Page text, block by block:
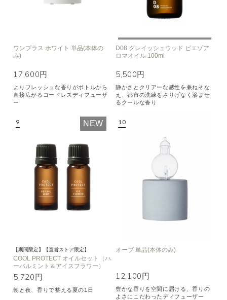
ワンプラス ホワイト 単品(本体の
み)
17,600円
よりフレッシュな香りがボトルから
直接広がるコードレスディフューザ
ー
D08 グレイッシュウッド ピエゾア
ロマオイル 100ml
5,500円
静かさとクリアーな感性を兼ねそな
え、都市の洗練をさりげなく滲ませ
るクールな香り
NEW
【期間限定】【直営ストア限定】
COOL PROTECT オイルセット（ハ
ーバルミント＆アイスフラワー）
5,720円
朝と夜、香りで整える夏の1日
オーブ 単品(本体のみ)
12,100円
豊かな香りを空間に届ける、香りの
よさにこだわったディフューザー